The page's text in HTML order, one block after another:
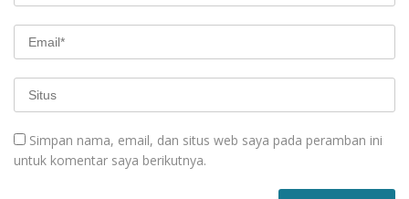
Simpan nama, email, dan situs web saya pada peramban ini
untuk komentar saya berikutnya.